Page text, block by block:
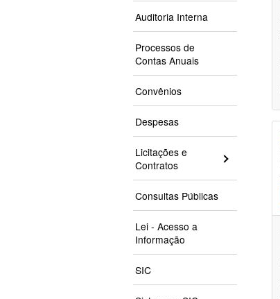
Auditoria Interna
Processos de
Contas Anuais
Convênios
Despesas
Licitações e
Contratos
Consultas Públicas
Lei - Acesso a
Informação
SIC